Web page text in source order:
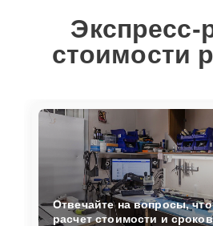
Экспресс-
стоимости
Отвечайте на вопросы,
расчет стоимости и сроков